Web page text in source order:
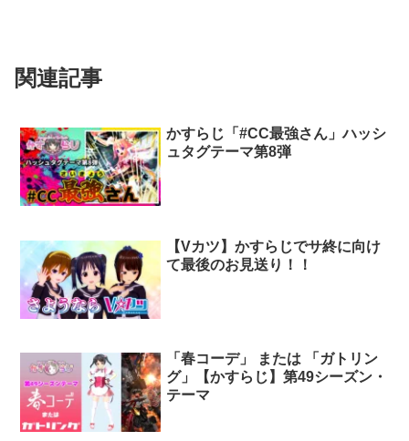
関連記事
かすらじ「#CC最強さん」ハッシ
ュタグテーマ第8弾
【Vカツ】かすらじでサ終に向け
て最後のお見送り！！
「春コーデ」 または 「ガトリン
グ」【かすらじ】第49シーズン・
テーマ